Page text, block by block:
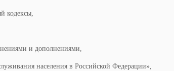
кодексы,
и дополнениями,
населения в Российской Федерации»,